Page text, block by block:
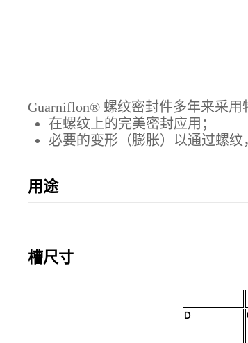
Guarniflon® 螺纹密封件多年来采用
在螺纹上的完美密封应用；
必要的变形（膨胀）以通过螺纹
用途
槽尺寸
D